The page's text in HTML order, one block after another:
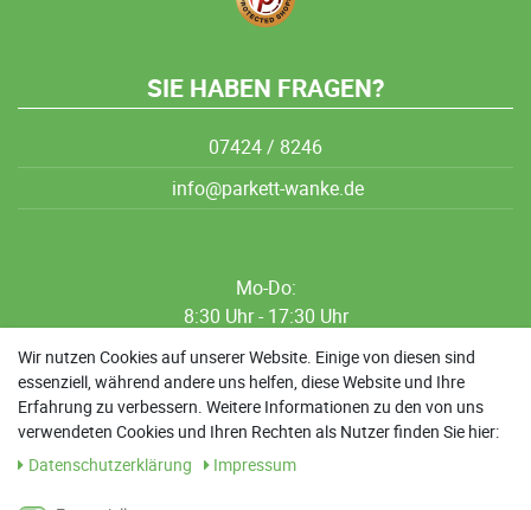
SIE HABEN FRAGEN?
07424 / 8246
info@parkett-wanke.de
Mo-Do:
8:30 Uhr - 17:30 Uhr
8:30 Uhr - 12:00 Uhr
13:00 Uhr - 17:30 Uhr
Sa: 9:00 Uhr - 13:00 Uhr
Wir nutzen Cookies auf unserer Website. Einige von diesen sind
essenziell, während andere uns helfen, diese Website und Ihre
Erfahrung zu verbessern. Weitere Informationen zu den von uns
verwendeten Cookies und Ihren Rechten als Nutzer finden Sie hier:
Daten­schutz­erklärung
Impressum